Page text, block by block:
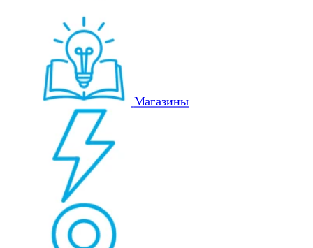
Магазины